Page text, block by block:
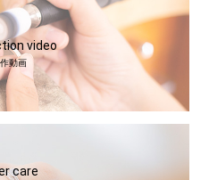
video
動画
care